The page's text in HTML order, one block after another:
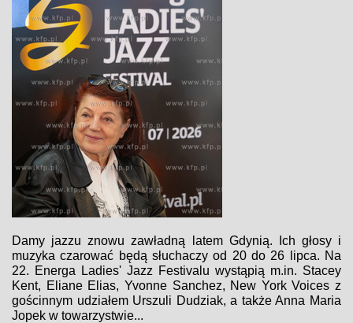
Damy jazzu znowu zawładną latem Gdynią. Ich głosy i
muzyka czarować będą słuchaczy od 20 do 26 lipca. Na
22. Energa Ladies' Jazz Festivalu wystąpią m.in. Stacey
Kent, Eliane Elias, Yvonne Sanchez, New York Voices z
gościnnym udziałem Urszuli Dudziak, a także Anna Maria
Jopek w towarzystwie...